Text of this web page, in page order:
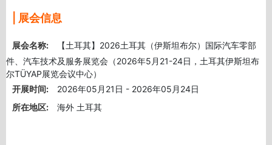
| 展会信息
展会名称:
【土耳其】2026土耳其（伊斯坦布尔）国际汽车零部
件、汽车技术及服务展览会（2026年5月21-24日，土耳其伊斯坦布
尔TÜYAP展览会议中心）
开展时间:
2026年05月21日 - 2026年05月24日
所在地区:
海外 土耳其